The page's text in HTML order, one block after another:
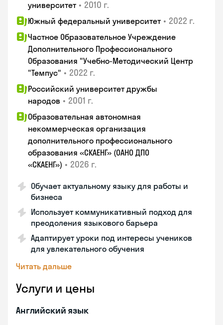
университет • 2010 г.
Южный федеральный университет • 2022 г.
Частное Образовательное Учреждение
Дополнительного Профессионального
Образования "Учебно-Методический Центр
"Темпус" • 2022 г.
Российский университет дружбы
народов • 2001 г.
Образовательная автономная
некоммерческая организация
дополнительного профессионального
образования «СКАЕНГ» (ОАНО ДПО
«СКАЕНГ») • 2026 г.
Обучает актуальному языку для работы и
бизнеса
Использует коммуникативный подход для
преодоления языкового барьера
Адаптирует уроки под интересы учеников
для увлекательного обучения
Читать дальше
Услуги и цены
Английский язык